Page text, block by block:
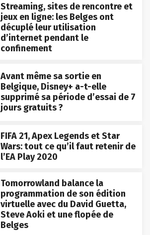
Streaming, sites de rencontre et
jeux en ligne: les Belges ont
décuplé leur utilisation
d’internet pendant le
confinement
Avant même sa sortie en
Belgique, Disney+ a-t-elle
supprimé sa période d’essai de 7
jours gratuits ?
FIFA 21, Apex Legends et Star
Wars: tout ce qu’il faut retenir de
l’EA Play 2020
Tomorrowland balance la
programmation de son édition
virtuelle avec du David Guetta,
Steve Aoki et une flopée de
Belges